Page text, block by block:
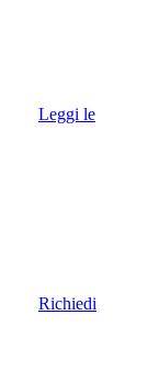
Leggi le
Richiedi